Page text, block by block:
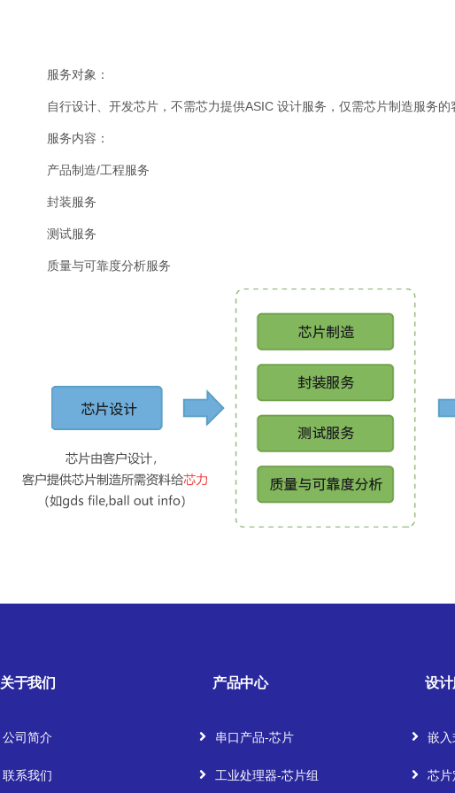
服务对象：
自行设计、开发芯片，不需芯力提供ASIC 设计服务，仅需芯片制造服务的
服务内容：
产品制造/工程服务
封装服务
测试服务
质量与可靠度分析服务
关于我们
公司简介
联系我们
产品中心
串口产品-芯片
工业处理器-芯片组
设
嵌
芯